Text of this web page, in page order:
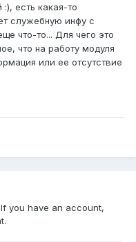
есть какая-то
служебную инфу с
что-то... Для чего это
что на работу модуля
или ее отсутствие
you have an account,